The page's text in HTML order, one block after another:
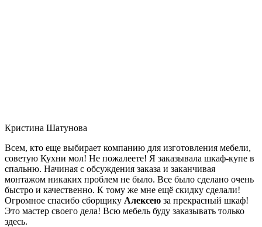
Кристина Шатунова
Всем, кто еще выбирает компанию для изготовления мебели,
советую Кухни мол! Не пожалеете! Я заказывала шкаф-купе в
спальню. Начиная с обсуждения заказа и заканчивая
монтажом никаких проблем не было. Все было сделано очень
быстро и качественно. К тому же мне ещё скидку сделали!
Огромное спасибо сборщику Алексею за прекрасный шкаф!
Это мастер своего дела! Всю мебель буду заказывать только
здесь.